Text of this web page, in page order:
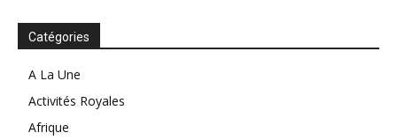
Catégories
A La Une
Activités Royales
Afrique